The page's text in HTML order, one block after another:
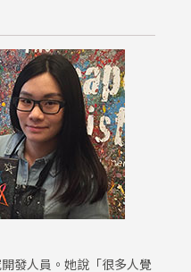
發人員。她說「很多人覺